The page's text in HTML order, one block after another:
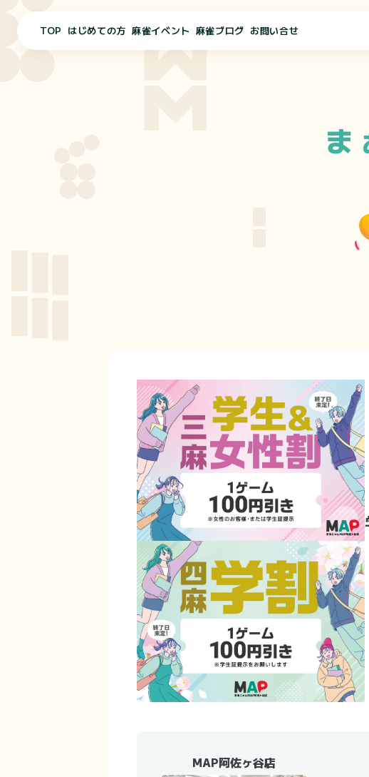
TOP はじめての方 麻雀イベント 麻雀ブログ お問い合せ
MAP阿佐ヶ谷店